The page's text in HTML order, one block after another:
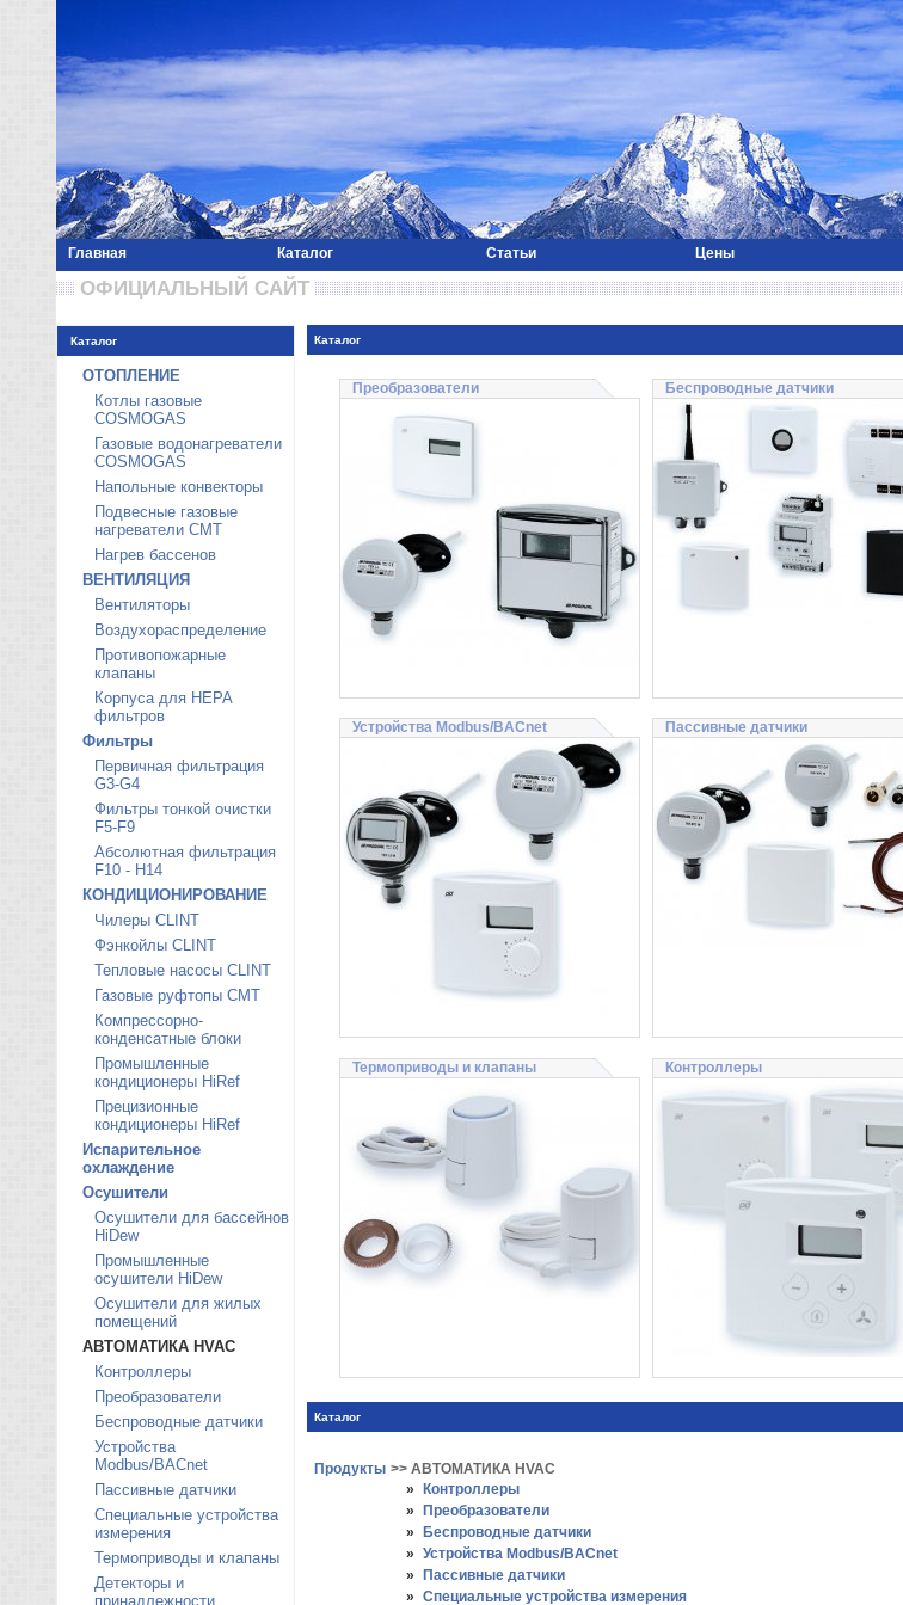
Главная Каталог Статьи Цены
ОФИЦИАЛЬНЫЙ САЙТ
Каталог
ОТОПЛЕНИЕ
Котлы газовые
COSMOGAS
Газовые водонагреватели
COSMOGAS
Напольные конвекторы
Подвесные газовые
нагреватели CMT
Нагрев бассенов
ВЕНТИЛЯЦИЯ
Вентиляторы
Воздухораспределение
Противопожарные
клапаны
Корпуса для HEPA
фильтров
Фильтры
Первичная фильтрация
G3-G4
Фильтры тонкой очистки
F5-F9
Абсолютная фильтрация
F10 - H14
КОНДИЦИОНИРОВАНИЕ
Чилеры CLINT
Фэнкойлы CLINT
Тепловые насосы CLINT
Газовые руфтопы CMT
Компрессорно-
конденсатные блоки
Промышленные
кондиционеры HiRef
Прецизионные
кондиционеры HiRef
Испарительное
охлаждение
Осушители
Осушители для бассейнов
HiDew
Промышленные
осушители HiDew
Осушители для жилых
помещений
АВТОМАТИКА HVAC
Контроллеры
Преобразователи
Беспроводные датчики
Устройства
Modbus/BACnet
Пассивные датчики
Специальные устройства
измерения
Термоприводы и клапаны
Детекторы и
принадлежности
Каталог
Преобразователи Беспроводные датчики
Устройства Modbus/BACnet Пассивные датчики
Термоприводы и клапаны Контроллеры
Каталог
Продукты >> АВТОМАТИКА HVAC
»
Контроллеры
»
Преобразователи
»
Беспроводные датчики
» Устройства Modbus/BACnet
»
Пассивные датчики
» Специальные устройства измерения